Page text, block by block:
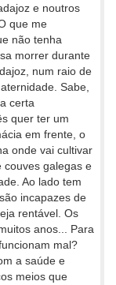
e noutros
que me
não tenha
morrer durante
num raio de
Sabe,
certa
quer ter um
em frente, o
onde vai cultivar
couves galegas e
Ao lado tem
incapazes de
rentável. Os
anos... Para
mal?
a saúde e
meios que